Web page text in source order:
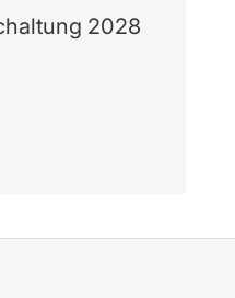
2028